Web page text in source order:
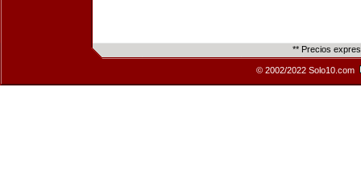
** Precios
© 2002/2022 Solo10.com